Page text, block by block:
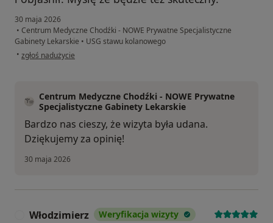
30 maja 2026
• Centrum Medyczne Chodźki - NOWE Prywatne Specjalistyczne
Gabinety Lekarskie • USG stawu kolanowego
• w opinii użytkownika Janusz
zgłoś nadużycie
Centrum Medyczne Chodźki - NOWE Prywatne
Specjalistyczne Gabinety Lekarskie
Bardzo nas cieszy, że wizyta była udana.
Dziękujemy za opinię!
30 maja 2026
Włodzimierz Weryfikacja wizyty